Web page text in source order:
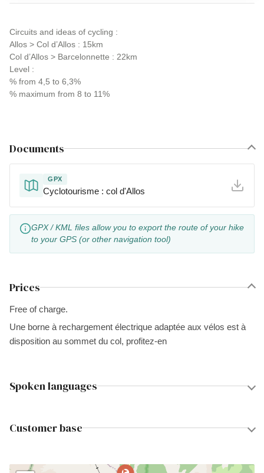
Circuits and ideas of cycling :
Allos > Col d’Allos : 15km
Col d’Allos > Barcelonnette : 22km
Level :
% from 4,5 to 6,3%
% maximum from 8 to 11%
Documents
GPX
Cyclotourisme : col d'Allos
GPX / KML files allow you to export the route of your hike
to your GPS (or other navigation tool)
Prices
Free of charge.
Une borne à rechargement électrique adaptée aux vélos est à
disposition au sommet du col, profitez-en
Spoken languages
Customer base